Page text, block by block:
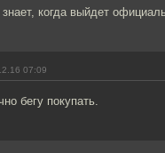
когда выйдет
07:09
бегу покупать.